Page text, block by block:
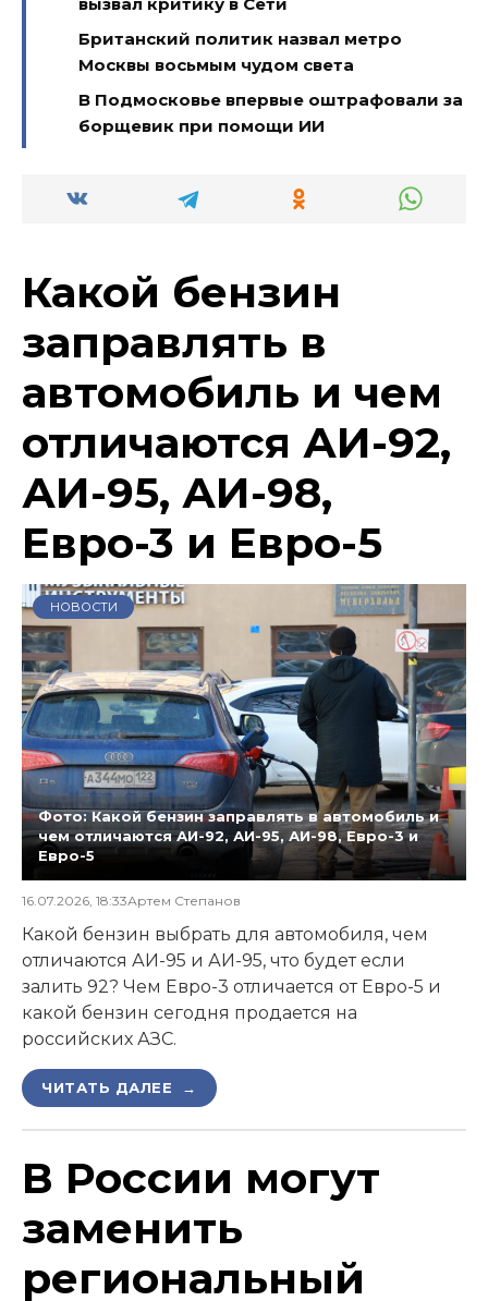
Британский политик назвал метро
Москвы восьмым чудом света
В Подмосковье впервые оштрафовали за
борщевик при помощи ИИ
Какой бензин
заправлять в
автомобиль и чем
отличаются АИ-92,
АИ-95, АИ-98,
Евро-3 и Евро-5
НОВОСТИ
Фото: Какой бензин заправлять в автомобиль и
чем отличаются АИ-92, АИ-95, АИ-98, Евро-3 и
Евро-5
16.07.2026, 18:33Артем Степанов
Какой бензин выбрать для автомобиля, чем
отличаются АИ-95 и АИ-95, что будет если
залить 92? Чем Евро-3 отличается от Евро-5 и
какой бензин сегодня продается на
российских АЗС.
ЧИТАТЬ ДАЛЕЕ →
В России могут
заменить
региональный